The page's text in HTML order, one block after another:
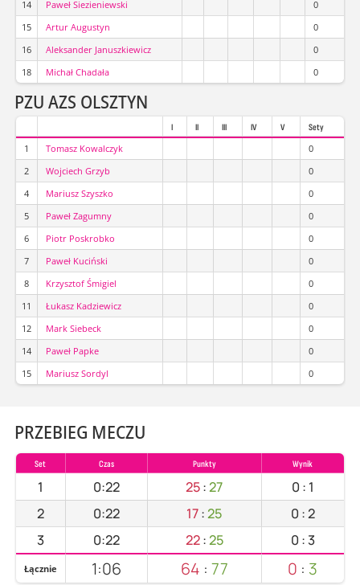
14
Paweł Siezieniewski
0
15
Artur Augustyn
0
16
Aleksander Januszkiewicz
0
18
Michał Chadała 0
PZU AZS OLSZTYN
I II III IV V Sety
1 Tomasz Kowalczyk
0
2
Wojciech Grzyb
0
4
Mariusz Szyszko
0
5
Paweł Zagumny
0
6
Piotr Poskrobko
0
7
Paweł Kuciński
0
8
Krzysztof Śmigiel
0
11
Łukasz Kadziewicz
0
12
Mark Siebeck
0
14
Paweł Papke
0
15
Mariusz Sordyl 0
PRZEBIEG MECZU
Set Czas Punkty Wynik
1 0:22 25:27 0 : 1
2
0:22 17:25 0 :2
3
0:22 22:25 0 :3
Łącznie 1:06 64 : 77 0 : 3